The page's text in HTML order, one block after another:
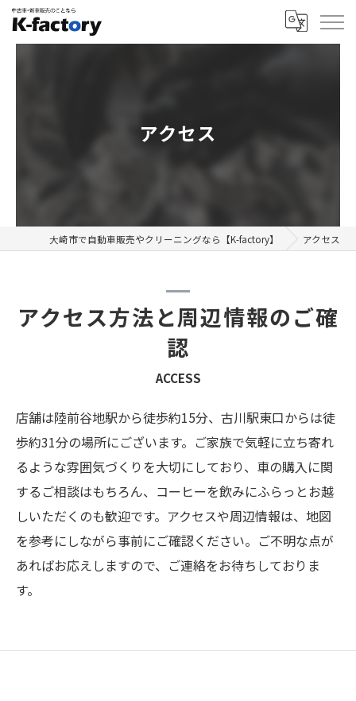
アクセス
大崎市で自動車販売やクリーニングなら【K-factory】 アクセス
アクセス方法と周辺情報のご確
認
ACCESS
店舗は陸前谷地駅から徒歩約15分、古川駅東口からは徒
歩約31分の場所にございます。ご家族で気軽に立ち寄れ
るような雰囲気づくりを大切にしており、車の購入に関
するご相談はもちろん、コーヒーを飲みにふらっとお越
しいただくのも歓迎です。アクセスや周辺情報は、地図
を参考にしながら事前にご確認ください。ご不明な点が
あればお応えしますので、ご連絡をお待ちしておりま
す。